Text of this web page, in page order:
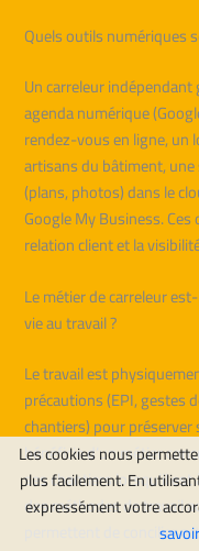
Quels outils numériques
Un carreleur
agenda numérique
rendez-vous en ligne, un
artisans du bâtiment,
(plans, photos) dans le
Google My Business.
relation client et la
Le métier de carreleur
vie au travail ?
Le travail est
précautions (EPI, gestes
chantiers) pour préserver
bénéficie d’un métier
ses chantiers lorsqu’il est
des méthodes de travail
permettent de concilier
Les cookies nous
plus facilement. En
expressément votre